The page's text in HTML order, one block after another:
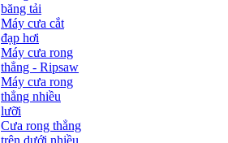
băng tải
Máy cưa cắt
đạp hơi
Máy cưa rong
thẳng - Ripsaw
Máy cưa rong
thẳng nhiều
lưỡi
Cưa rong thẳng
trên dưới nhiều